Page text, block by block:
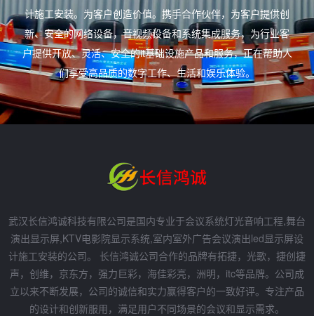
计施工安装。为客户创造价值。携手合作伙伴，为客户提供创
新、安全的网络设备，音视频设备和系统集成服务，为行业客
户提供开放、灵活、安全的it基础设施产品和服务，正在帮助人
们享受高品质的数字工作、生活和娱乐体验。
武汉长信鸿诚科技有限公司是国内专业于会议系统灯光音响工程,舞台
演出显示屏,KTV电影院显示系统,室内室外广告会议演出led显示屏设
计施工安装的公司。 长信鸿诚公司合作的品牌有拓捷，光歌，捷创捷
声，创维，京东方，强力巨彩，海佳彩亮，洲明，itc等品牌。公司成
立以来不断发展，公司的诚信和实力赢得客户的一致好评。专注产品
的设计和创新服用，满足用户不同场景的会议和显示需求。